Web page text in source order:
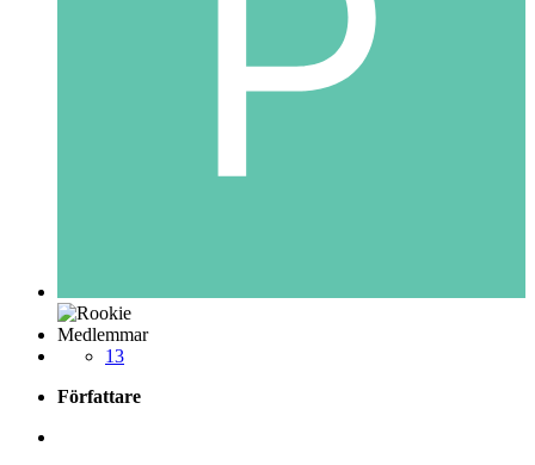
Medlemmar
13
Författare